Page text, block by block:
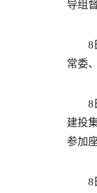
导组
8
常委
8
建投
参加
8